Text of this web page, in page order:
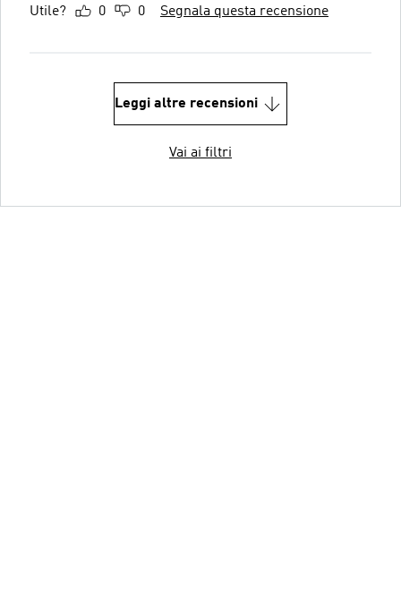
Utile? 0 0 Segnala questa recensione
Leggi altre recensioni
Vai ai filtri